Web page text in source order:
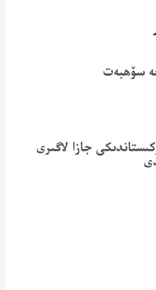
سۆھبەت
جازا لاگىرى